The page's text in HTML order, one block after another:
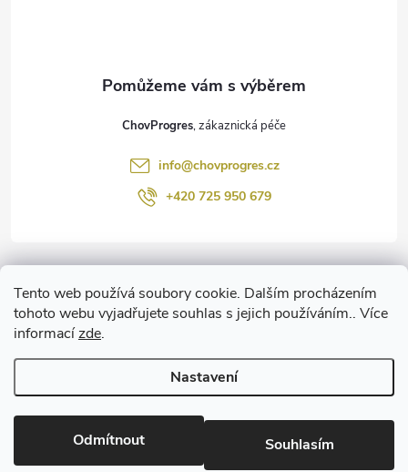
Tento web používá soubory cookie. Dalším procházením
tohoto webu vyjadřujete souhlas s jejich používáním.. Více
informacízde.
Nastavení
Odmítnout Souhlasím
ChovProgres
info@chovprogres.cz
+420 725 950 679
Copyright 2026ChovProgres.cz. Všechna práva vyhrazena.Upravit
nastavení cookies